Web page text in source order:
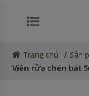
Trang chủ / Sản
Viên rửa chén bát